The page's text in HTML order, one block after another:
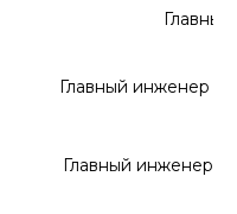
Главный инженер
Главный инженер